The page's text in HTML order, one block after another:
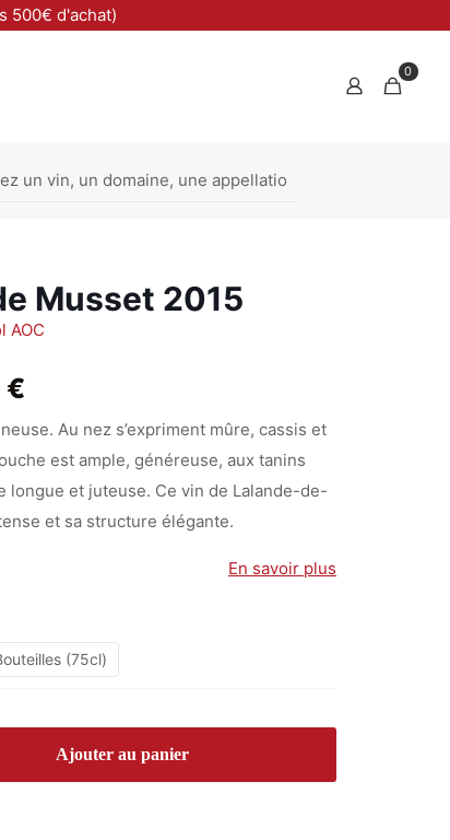
500€ d'achat)
0
Musset 2015
AOC
€
de
prix :
20,00 €
à
Au nez s’expriment mûre, cassis et
est ample, généreuse, aux tanins
longue et juteuse. Ce vin de Lalande-de-
et sa structure élégante.
En savoir plus
(75cl)
Ajouter au panier